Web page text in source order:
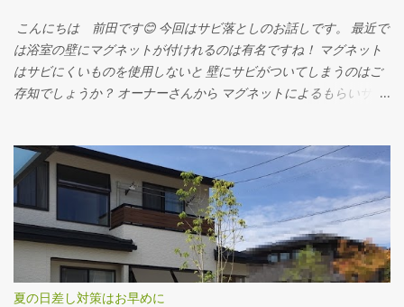
こんにちは 前田です😊 今回はサビ落としのお話しです。 最近で
は浴室の壁にマグネットが付けれるのは有名ですね！ マグネット
はサビにくいものを使用しないと 壁にサビがついてしまうのはご
存知でしょうか？ オーナーさんから マグネットによるもらいサ
す。 50℃くらいの熱湯をサビがついてしまった壁にかけて温めま
す。 ハイドロハイターも50℃の熱湯で溶かします。 少しドロッと
するくらいの粘度にすると壁にとどまってくれます。 30分くらい
置いてスポンジでこするときれいにとれます。 （壁が傷む可能性
があります。目立たない所でお試しいただいてから使用くださ
い。） ぜひお試しください😊 ※浴室にはさびにくいマグネットを
ご使用下さい※
夏の日差し対策はお早めに